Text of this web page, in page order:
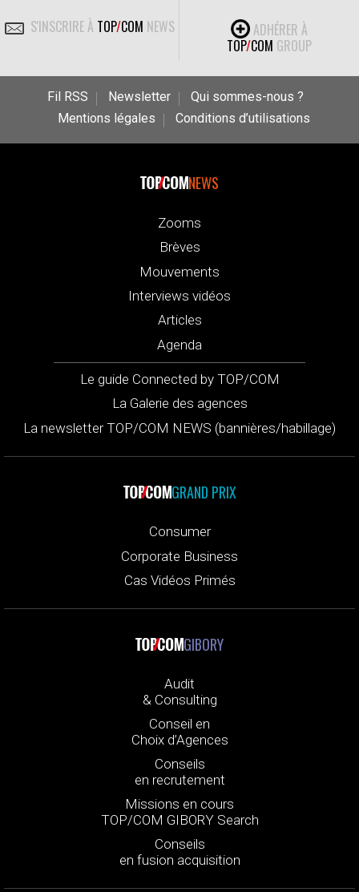
S'INSCRIRE À TOP/COM NEWS
ADHÉRER À
TOP/COM GROUP
Fil RSS Newsletter
Qui sommes-nous ?
Mentions légales
Conditions d’utilisations
NEWS
Zooms
Brèves
Mouvements
Interviews vidéos
Articles
Agenda
Le guide Connected by TOP/COM
La Galerie des agences
La newsletter TOP/COM NEWS (bannières/habillage)
GRAND PRIX
Consumer
Corporate Business
Cas Vidéos Primés
GIBORY
Audit
& Consulting
Conseil en
Choix d’Agences
Conseils
en recrutement
Missions en cours
TOP/COM GIBORY Search
Conseils
en fusion acquisition